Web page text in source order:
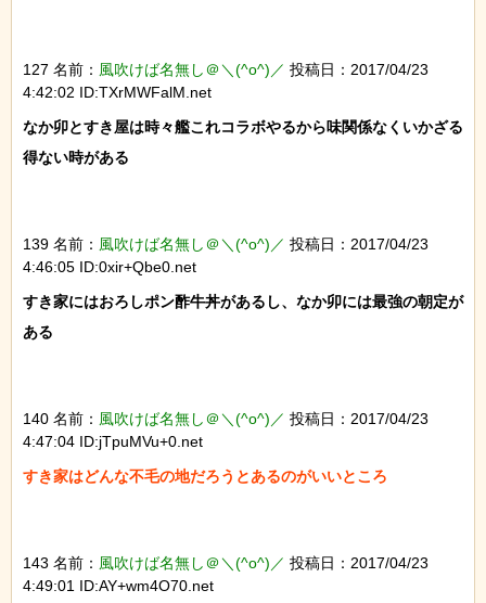
127 名前： 風吹けば名無し＠＼(^o^)／ 投稿日：2017/04/23
4:42:02 ID:TXrMWFalM.net
なか卯とすき屋は時々艦これコラボやるから味関係なくいかざる
得ない時がある
139 名前： 風吹けば名無し＠＼(^o^)／ 投稿日：2017/04/23
4:46:05 ID:0xir+Qbe0.net
すき家にはおろしポン酢牛丼があるし、なか卯には最強の朝定が
ある
140 名前： 風吹けば名無し＠＼(^o^)／ 投稿日：2017/04/23
4:47:04 ID:jTpuMVu+0.net
すき家はどんな不毛の地だろうとあるのがいいところ
143 名前： 風吹けば名無し＠＼(^o^)／ 投稿日：2017/04/23
4:49:01 ID:AY+wm4O70.net